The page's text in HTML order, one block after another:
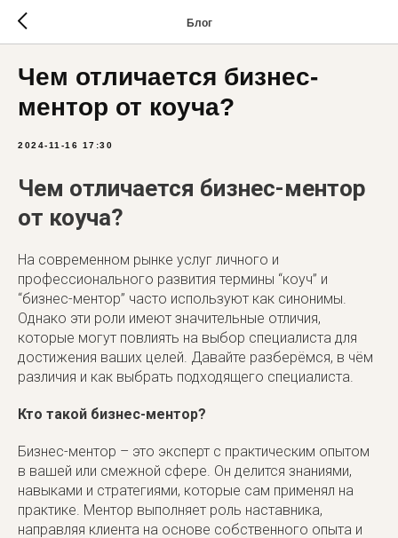
Блог
Чем отличается бизнес-
ментор от коуча?
2024-11-16 17:30
Чем отличается бизнес-ментор
от коуча?
На современном рынке услуг личного и
профессионального развития термины “коуч” и
“бизнес-ментор” часто используют как синонимы.
Однако эти роли имеют значительные отличия,
которые могут повлиять на выбор специалиста для
достижения ваших целей. Давайте разберёмся, в чём
различия и как выбрать подходящего специалиста.
Кто такой бизнес-ментор?
Бизнес-ментор – это эксперт с практическим опытом
в вашей или смежной сфере. Он делится знаниями,
навыками и стратегиями, которые сам применял на
практике. Ментор выполняет роль наставника,
направляя клиента на основе собственного опыта и